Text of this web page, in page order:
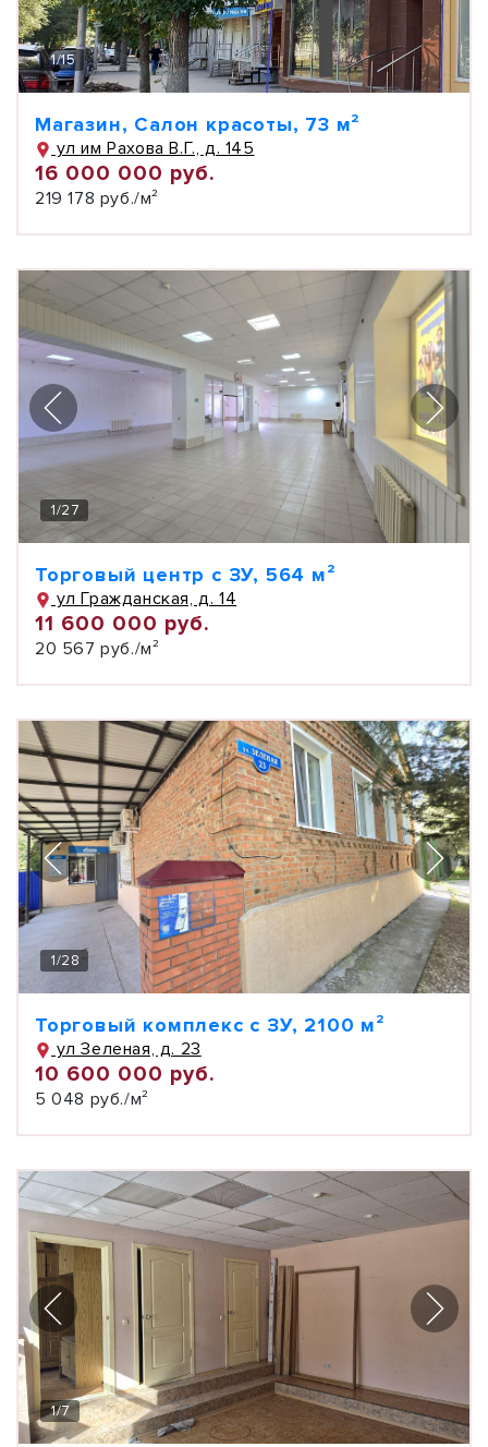
1/15
Магазин, Салон красоты, 73 м²
ул им Рахова В.Г., д. 145
16 000 000 руб.
219 178 руб./м²
1/27
Торговый центр с ЗУ, 564 м²
ул Гражданская, д. 14
11 600 000 руб.
20 567 руб./м²
1/28
Торговый комплекс с ЗУ, 2100 м²
ул Зеленая, д. 23
10 600 000 руб.
5 048 руб./м²
1/7